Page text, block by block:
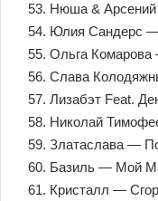
53. Нюша &
54. Юлия Сандерс
55. Ольга
56. Слава
57. Лизабэт Feat.
58. Николай
59. Златаслава —
60. Базиль — Мой
61. Кристалл —